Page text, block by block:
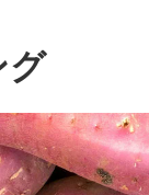
グ